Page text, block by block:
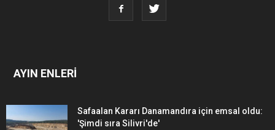
AYIN ENLERİ
Safaalan Kararı Danamandıra için emsal oldu:
'Şimdi sıra Silivri'de'